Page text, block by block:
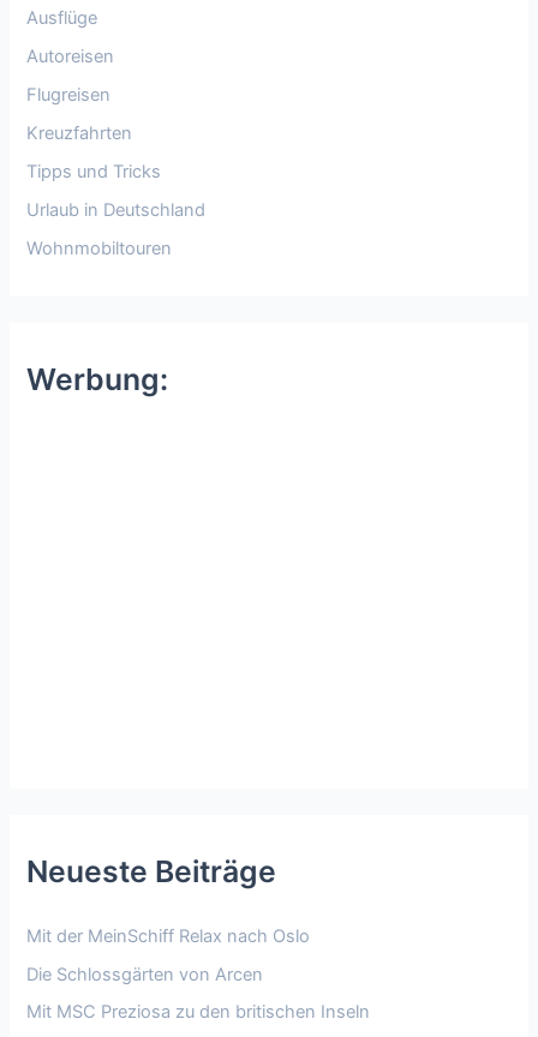
Ausflüge
Autoreisen
Flugreisen
Kreuzfahrten
Tipps und Tricks
Urlaub in Deutschland
Wohnmobiltouren
Werbung:
Neueste Beiträge
Mit der MeinSchiff Relax nach Oslo
Die Schlossgärten von Arcen
Mit MSC Preziosa zu den britischen Inseln